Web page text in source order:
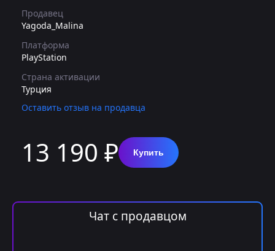
Продавец
Yagoda_Malina
Платформа
PlayStation
Страна активации
Турция
Оставить отзыв на продавца
13 190 ₽ Купить
Чат с продавцом